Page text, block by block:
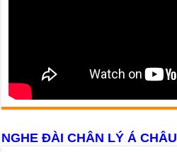
NGHE ĐÀI CHÂN LÝ Á CHÂU